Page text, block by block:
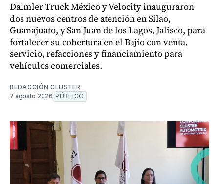
Daimler Truck México y Velocity inauguraron
dos nuevos centros de atención en Silao,
Guanajuato, y San Juan de los Lagos, Jalisco, para
fortalecer su cobertura en el Bajío con venta,
servicio, refacciones y financiamiento para
vehículos comerciales.
REDACCIÓN CLUSTER
7 agosto 2026 PÚBLICO